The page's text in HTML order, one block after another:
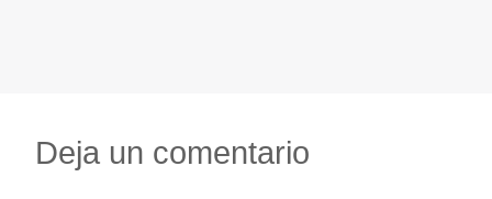
Deja un comentario